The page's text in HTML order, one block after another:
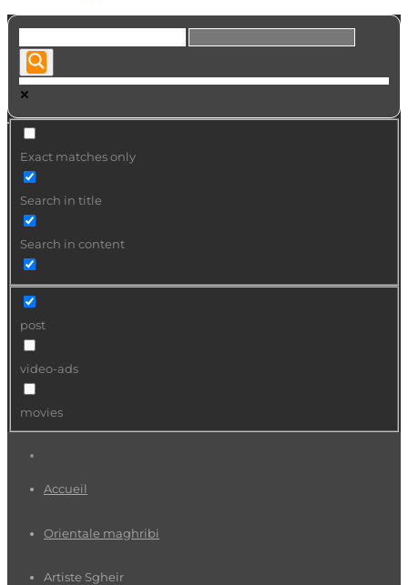
Exact matches only
Search in title
Search in content
post
video-ads
movies
Accueil
Orientale maghribi
Artiste Sgheir